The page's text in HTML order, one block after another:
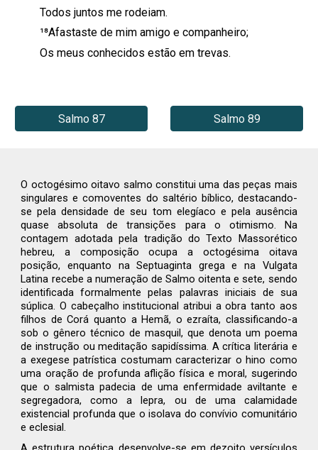
Todos juntos me rodeiam.
¹⁸Afastaste de mim amigo e companheiro;
Os meus conhecidos estão em trevas.
Salmo 87 Salmo 89
O octogésimo oitavo salmo constitui uma das peças mais
singulares e comoventes do saltério bíblico, destacando-
se pela densidade de seu tom elegíaco e pela ausência
quase absoluta de transições para o otimismo. Na
contagem adotada pela tradição do Texto Massorético
hebreu, a composição ocupa a octogésima oitava
posição, enquanto na Septuaginta grega e na Vulgata
Latina recebe a numeração de Salmo oitenta e sete, sendo
identificada formalmente pelas palavras iniciais de sua
súplica. O cabeçalho institucional atribui a obra tanto aos
filhos de Corá quanto a Hemã, o ezraíta, classificando-a
sob o gênero técnico de masquil, que denota um poema
de instrução ou meditação sapidíssima. A crítica literária e
a exegese patrística costumam caracterizar o hino como
uma oração de profunda aflição física e moral, sugerindo
que o salmista padecia de uma enfermidade aviltante e
segregadora, como a lepra, ou de uma calamidade
existencial profunda que o isolava do convívio comunitário
e eclesial.